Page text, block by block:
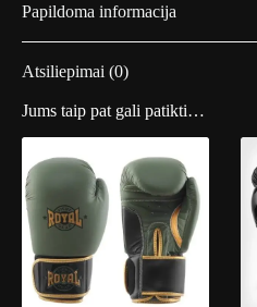
Papildoma informacija
Atsiliepimai (0)
Jums taip pat gali patikti…